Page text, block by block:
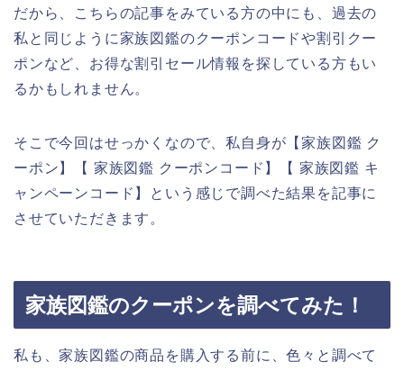
だから、こちらの記事をみている方の中にも、過去の
私と同じように家族図鑑のクーポンコードや割引クー
ポンなど、お得な割引セール情報を探している方もい
るかもしれません。
そこで今回はせっかくなので、私自身が【家族図鑑 ク
ーポン】【 家族図鑑 クーポンコード】【 家族図鑑 キ
ャンペーンコード】という感じで調べた結果を記事に
させていただきます。
家族図鑑のクーポンを調べてみた！
私も、家族図鑑の商品を購入する前に、色々と調べて